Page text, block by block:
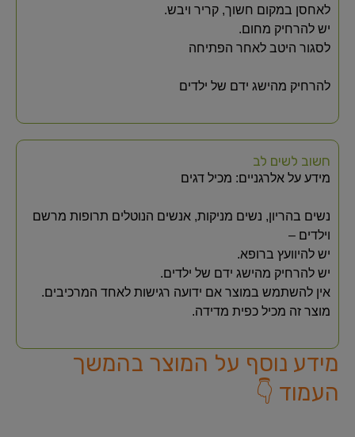
לאחסן במקום חשוך, קריר ויבש.
יש להרחיק מחום.
לסגור היטב לאחר הפתיחה
להרחיק מהישג ידם של ילדים
חשוב לשים לב
מידע על אלרגניים: מכיל דגים
נשים בהריון, נשים מניקות, אנשים הנוטלים תרופות מרשם
וילדים –
יש להיוועץ ברופא.
יש להרחיק מהישג ידם של ילדים.
אין להשתמש במוצר אם ידועה רגישות לאחד המרכיבים.
מוצר זה מכיל כפית מדידה.
מידע נוסף על המוצר בהמשך
העמוד 👇